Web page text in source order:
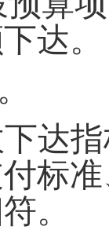
达。
达
标
。